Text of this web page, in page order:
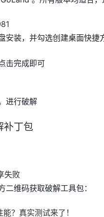
装，并勾选创建桌面快捷
击完成即可
进行破解
补丁包
维码获取破解工具包：